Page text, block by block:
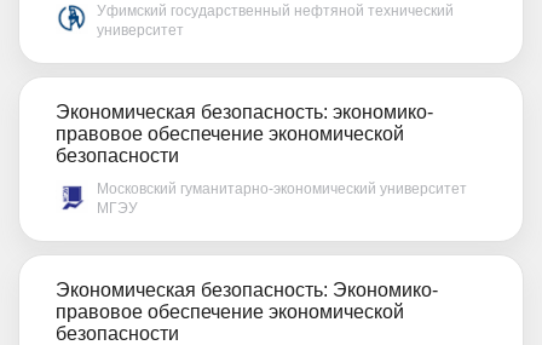
Уфимский государственный нефтяной технический
университет
Экономическая безопасность: экономико-
правовое обеспечение экономической
безопасности
Московский гуманитарно-экономический университет
МГЭУ
Экономическая безопасность: Экономико-
правовое обеспечение экономической
безопасности